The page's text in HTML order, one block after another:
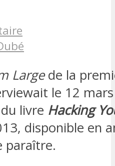
Largede la
le 12
livre Hacking
disponible en
paraître.